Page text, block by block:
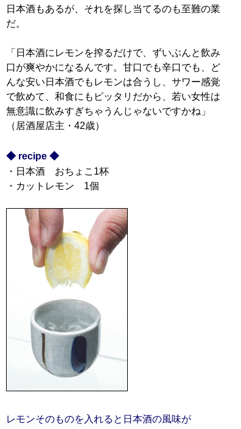
日本酒もあるが、それを探し当てるのも至難の業
だ。
「日本酒にレモンを搾るだけで、ずいぶんと飲み
口が爽やかになるんです。甘口でも辛口でも、ど
んな安い日本酒でもレモンは合うし、サワー感覚
で飲めて、和食にもピッタリだから、若い女性は
無意識に飲みすぎちゃうんじゃないですかね」
（居酒屋店主・42歳）
◆ recipe ◆
・日本酒 おちょこ1杯
・カットレモン 1個
レモンそのものを入れると日本酒の風味が